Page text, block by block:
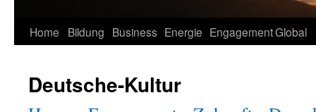
Home Bildung Business Energie EngagementGlobal
Deutsche-Kultur